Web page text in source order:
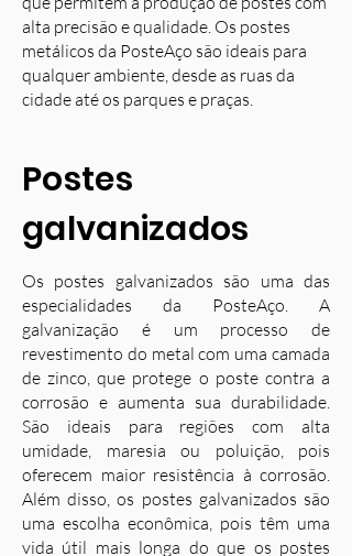
alta precisão e qualidade. Os postes
metálicos da PosteAço são ideais para
qualquer ambiente, desde as ruas da
cidade até os parques e praças.
Postes
galvanizados
Os postes galvanizados são uma das
especialidades da PosteAço. A
galvanização é um processo de
revestimento do metal com uma camada
de zinco, que protege o poste contra a
corrosão e aumenta sua durabilidade.
São ideais para regiões com alta
umidade, maresia ou poluição, pois
oferecem maior resistência à corrosão.
Além disso, os postes galvanizados são
uma escolha econômica, pois têm uma
vida útil mais longa do que os postes